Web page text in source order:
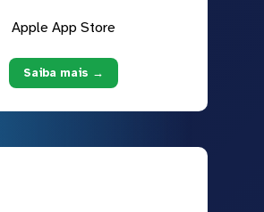
Apple App Store
Saiba mais →